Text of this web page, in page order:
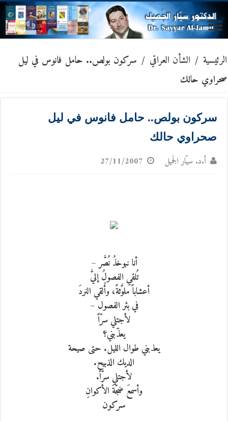
الرئيسية / الشأن العراقي / سركون بولص.. حامل فانوس في ليل
صحراوي حالك
سركون بولص.. حامل فانوس في ليل
صحراوي حالك
أ.د. سيّار الجَميل 27/11/2007
أنا نبوخذُ نُصَّر –
تُلقي الفصولُ إليَّ
أعشاباً ملوَّثةً، وأُلقي النردَ
في بئر الفصول –
لأجتلي سرّاً
يعذّبني؟
يعذبني طوال الليل. حتى صيحة
الديك الذبيح.
لأجتلي سرّاً.
وأسمعَ ضجّةَ الأكوانِ
سركون